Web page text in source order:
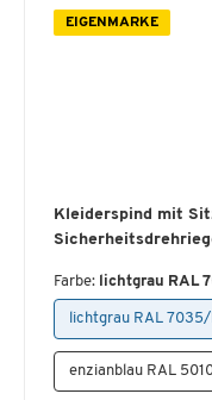
EIGENMARKE
Kleiderspind mit
Farbe: lichtgrau RAL
lichtgrau RAL
enzianblau RAL